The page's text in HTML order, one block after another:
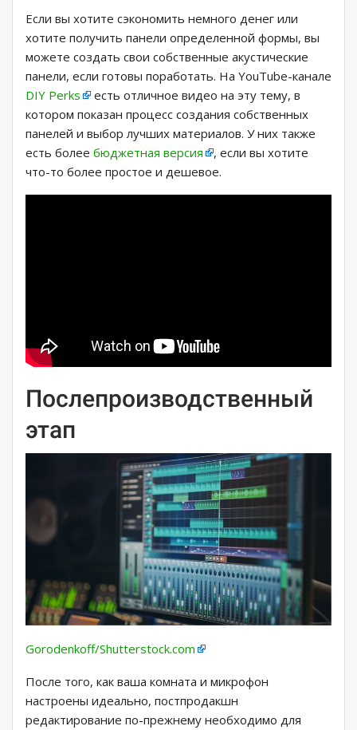
Если вы хотите сэкономить немного денег или
хотите получить панели определенной формы, вы
можете создать свои собственные акустические
панели, если готовы поработать. На YouTube-канале
DIY Perks
есть отличное видео на эту тему, в
котором показан процесс создания собственных
панелей и выбор лучших материалов. У них также
есть более бюджетная версия
, если вы хотите
что-то более простое и дешевое.
Послепроизводственный
этап
Gorodenkoff/Shutterstock.com
После того, как ваша комната и микрофон
настроены идеально, постпродакшн
редактирование по-прежнему необходимо для